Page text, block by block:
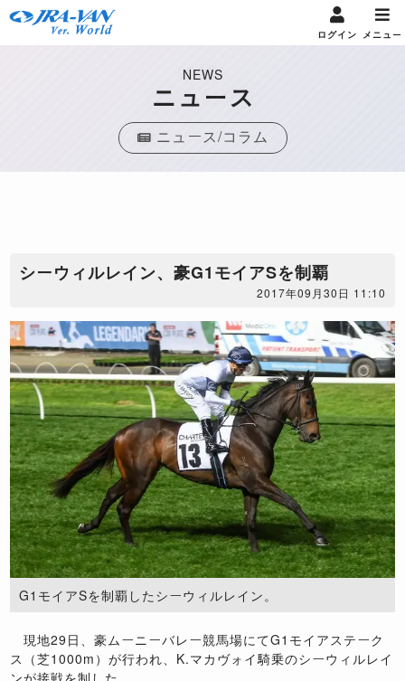
ログイン メニュー
NEWS
ニュース
ニュース/コラム
​シーウィルレイン、豪G1モイアSを制覇
2017年09月30日 11:10
G1モイアSを制覇したシーウィルレイン。
現地29日、豪ムーニーバレー競馬場にてG1モイアステーク
ス（芝1000m）が行われ、K.マカヴォイ騎乗のシーウィルレイ
ンが接戦を制した。